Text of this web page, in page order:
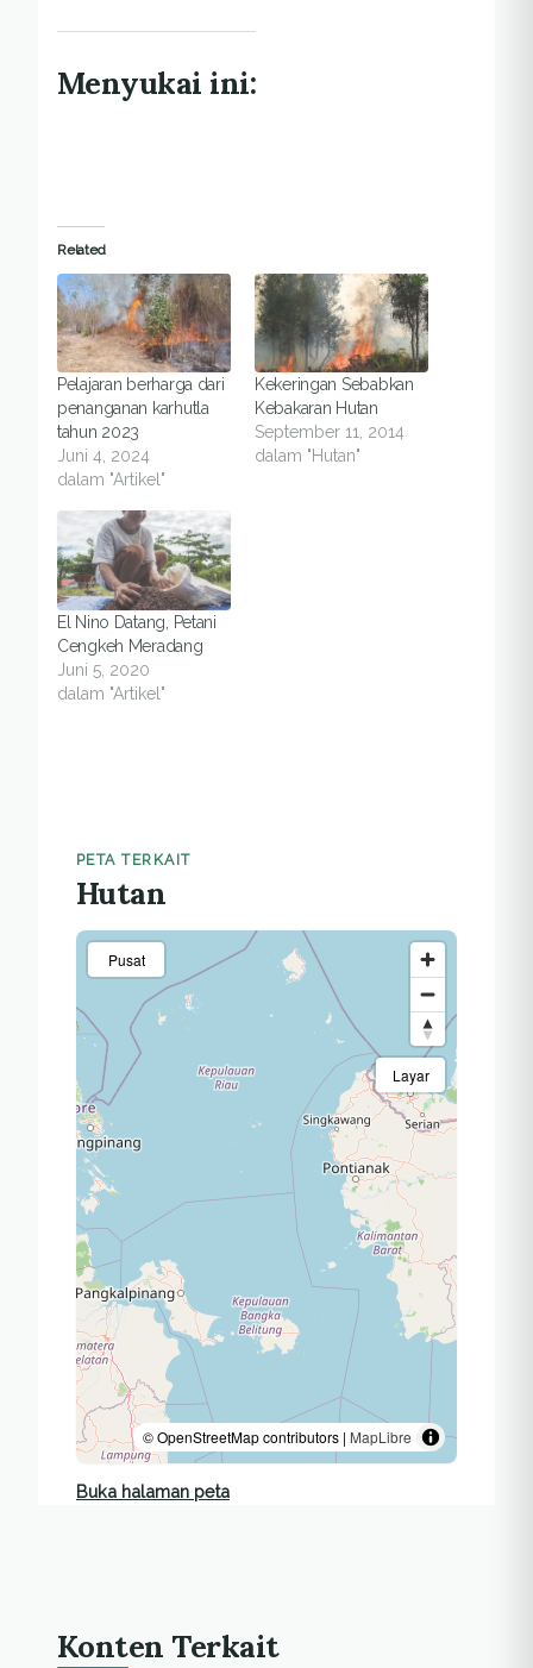
Menyukai ini:
Related
Pelajaran berharga dari
penanganan karhutla
tahun 2023
Juni 4, 2024
dalam "Artikel"
Kekeringan Sebabkan
Kebakaran Hutan
September 11, 2014
dalam "Hutan"
El Nino Datang, Petani
Cengkeh Meradang
Juni 5, 2020
dalam "Artikel"
PETA TERKAIT
Hutan
Pusat
Layar
© OpenStreetMap contributors | MapLibre
Buka halaman peta
Konten Terkait